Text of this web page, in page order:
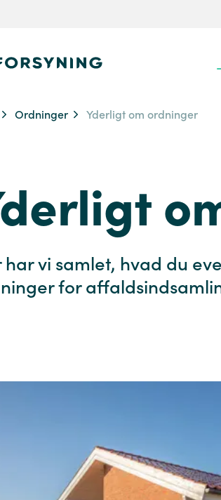
Ordninger Yderligt om ordninger
har vi samlet, hvad du
for